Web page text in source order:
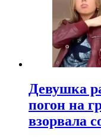
Девушка
погон на
взорвала